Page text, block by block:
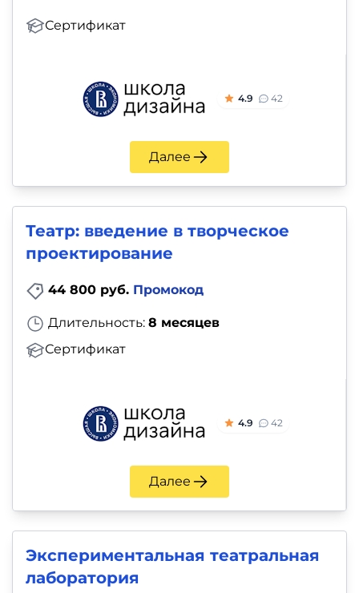
Сертификат
4.9 42
Далее
Театр: введение в творческое
проектирование
44 800 руб. Промокод
Длительность: 8 месяцев
Сертификат
4.9 42
Далее
Экспериментальная театральная
лаборатория